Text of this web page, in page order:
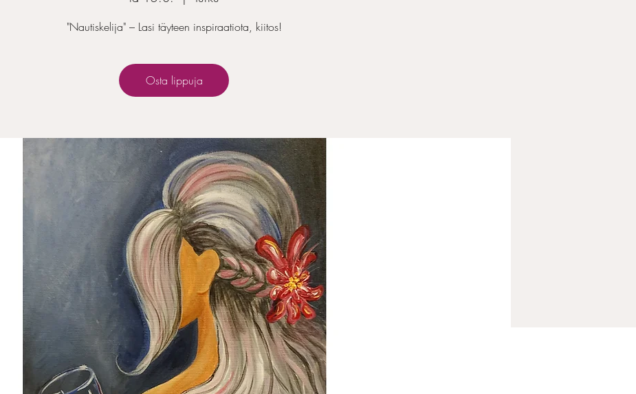
"Nautiskelija" – Lasi täyteen inspiraatiota, kiitos!
Osta lippuja